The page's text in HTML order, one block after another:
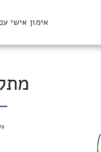
אימון אישי